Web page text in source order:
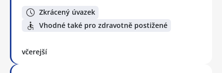
Zkrácený úvazek
Vhodné také pro zdravotně postižené
včerejší